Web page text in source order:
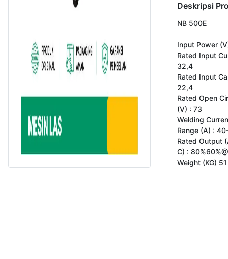
Deskripsi
NB 500E
Input Power
Rated Input
32,4
Rated Input
22,4
Rated Open
(V) : 73
Welding
Range (A) :
Rated Output
C) :
Weight (KG) 51